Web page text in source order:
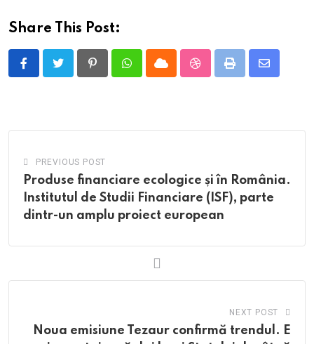
Share This Post:
PinterestWhatsappCloud StumbleUpon
Print
Share
PREVIOUS POST
Produse financiare ecologice și în România.
Institutul de Studii Financiare (ISF), parte
dintr-un amplu proiect european
NEXT POST
Noua emisiune Tezaur confirmă trendul. E